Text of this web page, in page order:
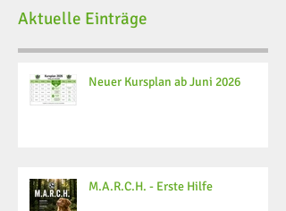
Aktuelle Einträge
Neuer Kursplan ab Juni 2026
M.A.R.C.H. - Erste Hilfe